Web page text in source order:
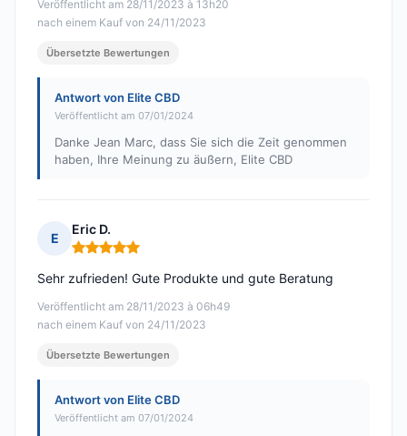
Veröffentlicht am 28/11/2023 à 13h20
nach einem Kauf von 24/11/2023
Übersetzte Bewertungen
Antwort von Elite CBD
Veröffentlicht am 07/01/2024
Danke Jean Marc, dass Sie sich die Zeit genommen
haben, Ihre Meinung zu äußern, Elite CBD
E
Eric D.
Hinweis: 5 von 5
Veröffentlicht am 28/11/2023 à 06h49
nach einem Kauf von 24/11/2023
Sehr zufrieden! Gute Produkte und gute Beratung
Übersetzte Bewertungen
Antwort von Elite CBD
Veröffentlicht am 07/01/2024